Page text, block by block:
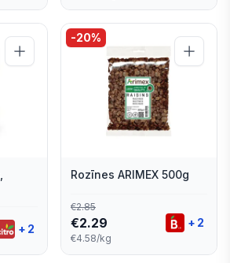
+ 2
-20%
Rozīnes ARIMEX 500g
€2.85
€2.29
€4.58/kg
+ 2